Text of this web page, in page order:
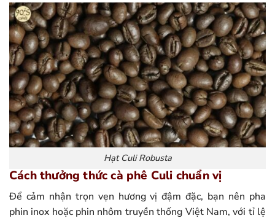
Hạt Culi Robusta
Cách thưởng thức cà phê Culi chuẩn vị
Để cảm nhận trọn vẹn hương vị đậm đặc, bạn nên pha
phin inox hoặc phin nhôm truyền thống Việt Nam, với tỉ lệ